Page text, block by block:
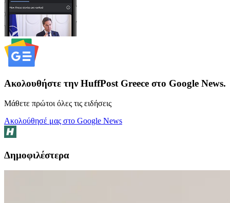
Ακολουθήστε την HuffPost Greece στο Google News.
Μάθετε πρώτοι όλες τις ειδήσεις
Ακολούθησέ μας στο Google News
Δημοφιλέστερα